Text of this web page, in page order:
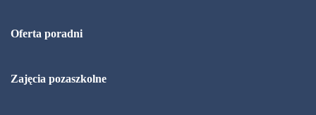
Oferta poradni
Zajęcia pozaszkolne